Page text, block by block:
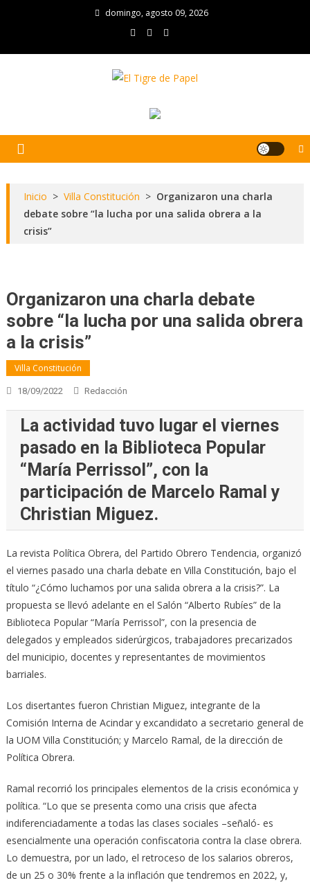
domingo, agosto 09, 2026
Inicio > Villa Constitución > Organizaron una charla
debate sobre “la lucha por una salida obrera a la
crisis”
Organizaron una charla debate
sobre “la lucha por una salida obrera
a la crisis”
Villa Constitución
18/09/2022 Redacción
La actividad tuvo lugar el viernes
pasado en la Biblioteca Popular
“María Perrissol”, con la
participación de Marcelo Ramal y
Christian Miguez.
La revista Política Obrera, del Partido Obrero Tendencia, organizó
el viernes pasado una charla debate en Villa Constitución, bajo el
título “¿Cómo luchamos por una salida obrera a la crisis?”. La
propuesta se llevó adelante en el Salón “Alberto Rubíes” de la
Biblioteca Popular “María Perrissol”, con la presencia de
delegados y empleados siderúrgicos, trabajadores precarizados
del municipio, docentes y representantes de movimientos
barriales.
Los disertantes fueron Christian Miguez, integrante de la
Comisión Interna de Acindar y excandidato a secretario general de
la UOM Villa Constitución; y Marcelo Ramal, de la dirección de
Política Obrera.
Ramal recorrió los principales elementos de la crisis económica y
política. “Lo que se presenta como una crisis que afecta
indiferenciadamente a todas las clases sociales –señaló- es
esencialmente una operación confiscatoria contra la clase obrera.
Lo demuestra, por un lado, el retroceso de los salarios obreros,
de un 25 o 30% frente a la inflación que tendremos en 2022, y,